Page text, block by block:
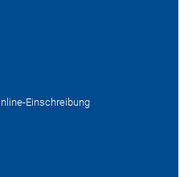
Einschreibung